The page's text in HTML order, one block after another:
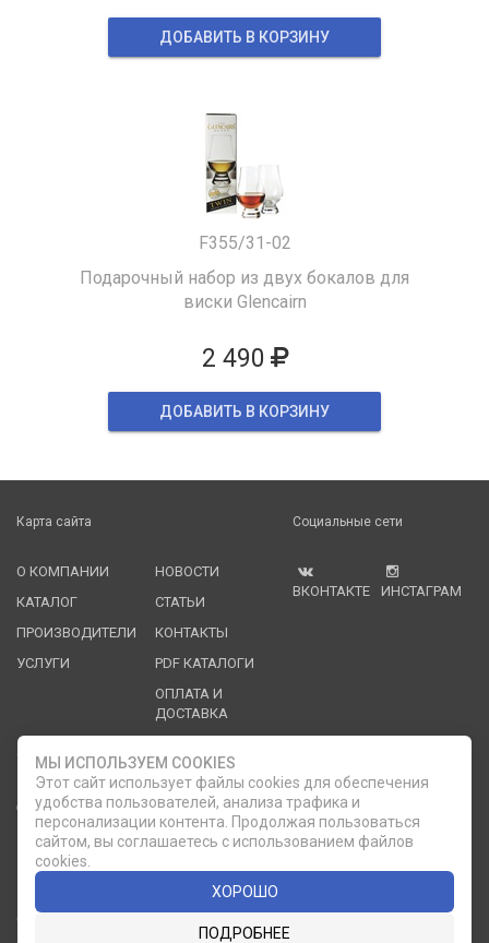
ДОБАВИТЬ В КОРЗИНУ
F355/31-02
Подарочный набор из двух бокалов для
виски Glencairn
2 490
ДОБАВИТЬ В КОРЗИНУ
Карта сайта
О КОМПАНИИ
КАТАЛОГ
ПРОИЗВОДИТЕЛИ
УСЛУГИ
НОВОСТИ
СТАТЬИ
КОНТАКТЫ
PDF КАТАЛОГИ
ОПЛАТА И
ДОСТАВКА
Социальные сети
ВКОНТАКТЕ ИНСТАГРАМ
Служба клиентской поддержки
ОБРАТНЫЙ ЗВОНОК phone
8 (812) 335-21-16
8 (812) 335-21-17 7 (911) 947-43-48
© 2007 — 2026 Компания «Мир Посуды». Все права
МЫ ИСПОЛЬЗУЕМ COOKIES
Этот сайт использует файлы cookies для обеспечения
удобства пользователей, анализа трафика и
персонализации контента. Продолжая пользоваться
сайтом, вы соглашаетесь с использованием файлов
cookies.
ХОРОШО
ПОДРОБНЕЕ